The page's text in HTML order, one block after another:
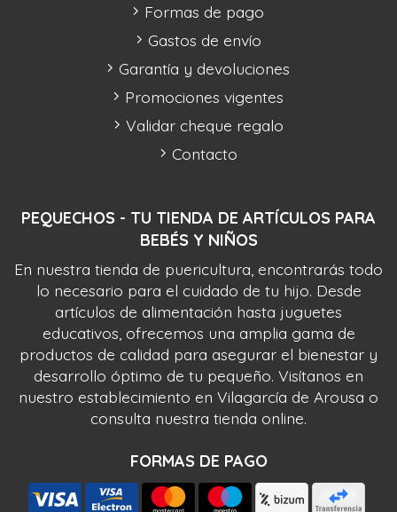
PEQUECHOS - TU TIENDA DE ARTÍCULOS PARA
BEBÉS Y NIÑOS
En nuestra tienda de puericultura, encontrarás todo
lo necesario para el cuidado de tu hijo. Desde
artículos de alimentación hasta juguetes
educativos, ofrecemos una amplia gama de
productos de calidad para asegurar el bienestar y
desarrollo óptimo de tu pequeño. Visítanos en
nuestro establecimiento en Vilagarcía de Arousa o
consulta nuestra tienda online.
FORMAS DE PAGO
Formas de pago
Gastos de envío
Garantía y devoluciones
Promociones vigentes
Validar cheque regalo
Contacto